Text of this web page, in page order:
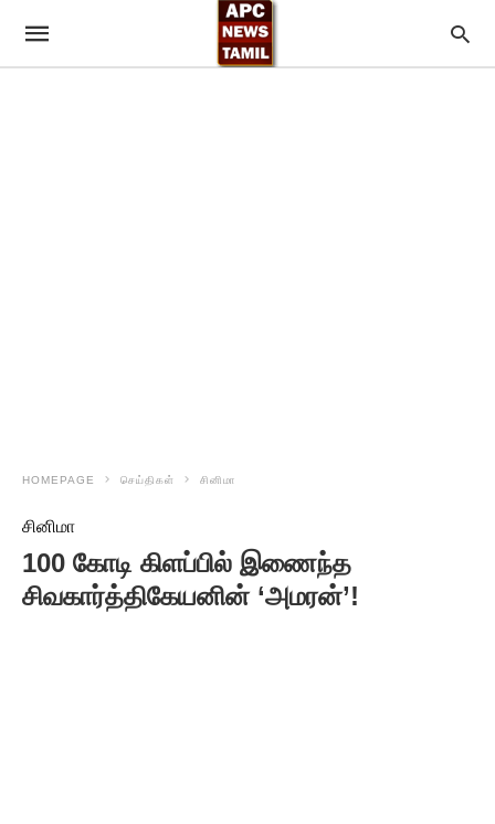
HOMEPAGE செய்திகள் சினிமா
சினிமா
100 கோடி கிளப்பில் இணைந்த
சிவகார்த்திகேயனின் ‘அமரன்’!